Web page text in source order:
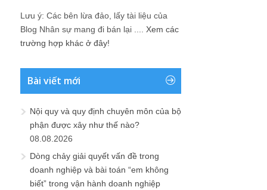
Lưu ý: Các bên lừa đảo, lấy tài liệu của
Blog Nhân sự mang đi bán lại .... Xem các
trường hợp khác ở đây!
Bài viết mới
Nội quy và quy định chuyên môn của bộ
phận được xây như thế nào?
08.08.2026
Dòng chảy giải quyết vấn đề trong
doanh nghiệp và bài toán “em không
biết” trong vận hành doanh nghiệp